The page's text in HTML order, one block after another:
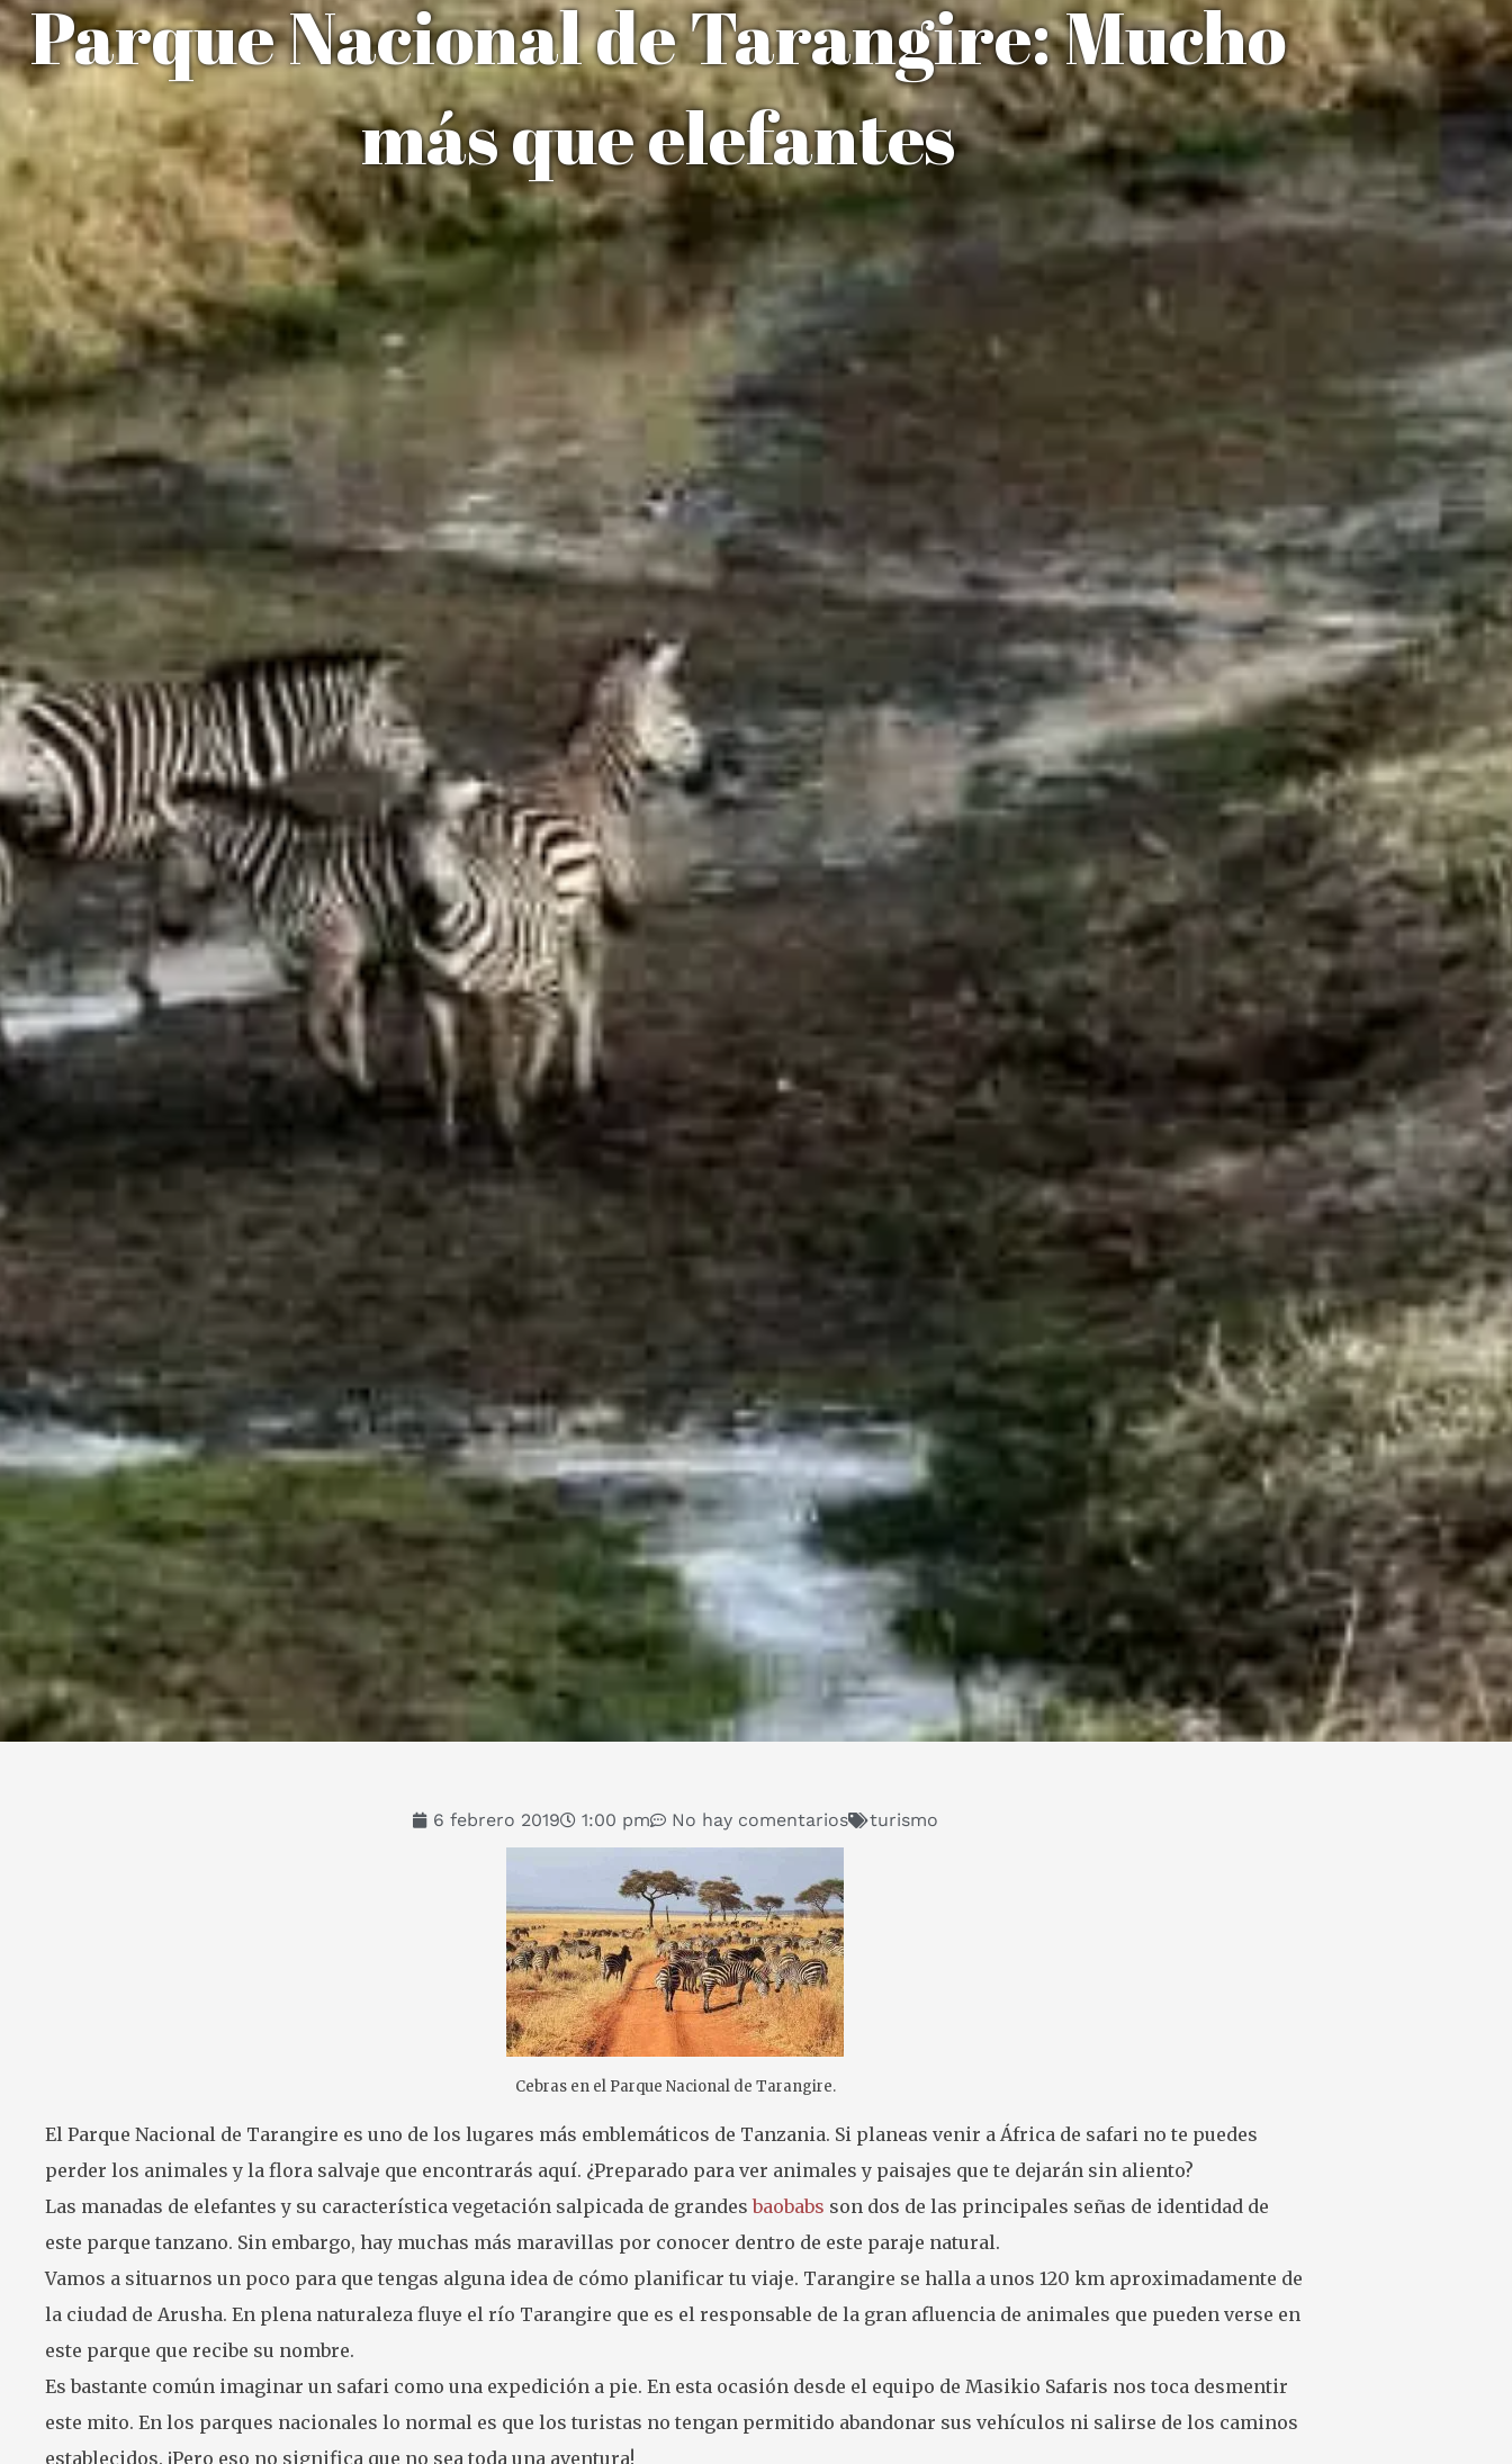
Parque Nacional de Tarangire: Mucho
más que elefantes
6 febrero 2019 1:00 pm No hay comentarios turismo
Cebras en el Parque Nacional de Tarangire.
El Parque Nacional de Tarangire es uno de los lugares más emblemáticos de Tanzania. Si planeas venir a África de safari no te puedes
perder los animales y la flora salvaje que encontrarás aquí. ¿Preparado para ver animales y paisajes que te dejarán sin aliento?
Las manadas de elefantes y su característica vegetación salpicada de grandesbaobabs son dos de las principales señas de identidad de
este parque tanzano. Sin embargo, hay muchas más maravillas por conocer dentro de este paraje natural.
Vamos a situarnos un poco para que tengas alguna idea de cómo planificar tu viaje. Tarangire se halla a unos 120 km aproximadamente de
la ciudad de Arusha. En plena naturaleza fluye el río Tarangire que es el responsable de la gran afluencia de animales que pueden verse en
este parque que recibe su nombre.
Es bastante común imaginar un safari como una expedición a pie. En esta ocasión desde el equipo de Masikio Safaris nos toca desmentir
este mito. En los parques nacionales lo normal es que los turistas no tengan permitido abandonar sus vehículos ni salirse de los caminos
establecidos. ¡Pero eso no significa que no sea toda una aventura!